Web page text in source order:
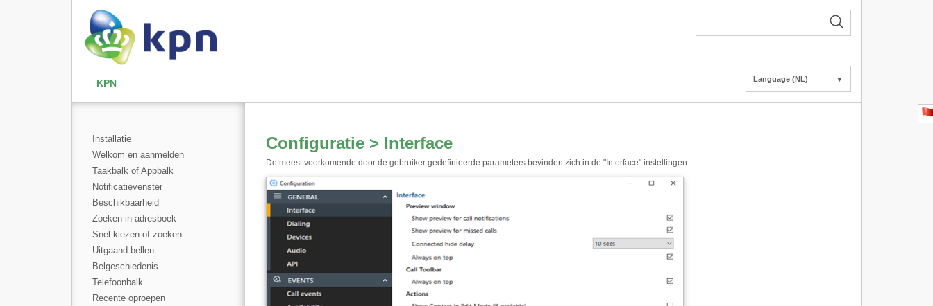
KPN Language (NL) ▼
Installatie
Welkom en aanmelden
Taakbalk of Appbalk
Notificatievenster
Beschikbaarheid
Zoeken in adresboek
Snel kiezen of zoeken
Uitgaand bellen
Belgeschiedenis
Telefoonbalk
Recente oproepen
Configuratie > Interface
De meest voorkomende door de gebruiker gedefinieerde parameters bevinden zich in de "Interface" instellingen.